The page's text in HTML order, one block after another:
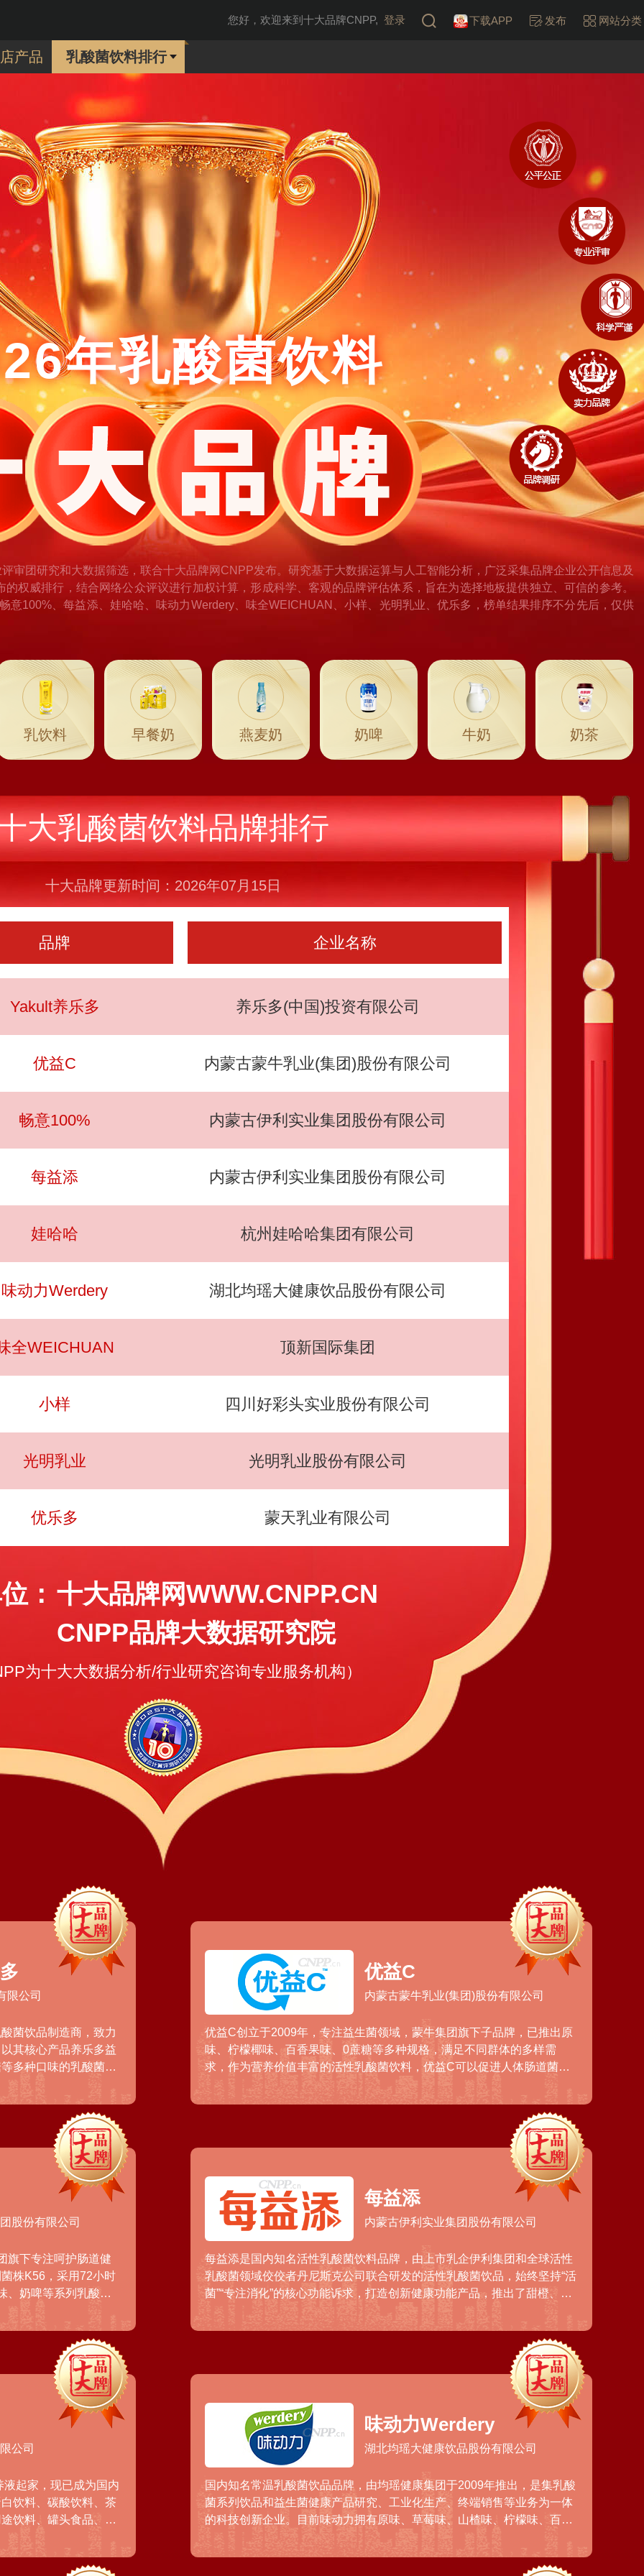
您好，欢迎来到十大品牌CNPP, 登录 下载APP 发布 网站分类
产品 乳酸菌饮料排行
年乳酸菌饮料
审团研究和大数据筛选，联合十大品牌网CNPP发布。研究基于大数据运算与人工智能分析，广泛采集品牌企业公开信息及
权威排行，结合网络公众评议进行加权计算，形成科学、客观的品牌评估体系，旨在为选择地板提供独立、可信的参考。
意100%、每益添、娃哈哈、味动力Werdery、味全WEICHUAN、小样、光明乳业、优乐多，榜单结果排序不分先后，仅供
乳饮料 早餐奶 燕麦奶 奶啤 牛奶 奶茶
大乳酸菌饮料品牌排行
十大品牌更新时间：2026年07月15日
品牌 企业名称
Yakult养乐多 养乐多(中国)投资有限公司
优益C 内蒙古蒙牛乳业(集团)股份有限公司
畅意100% 内蒙古伊利实业集团股份有限公司
每益添 内蒙古伊利实业集团股份有限公司
娃哈哈 杭州娃哈哈集团有限公司
味动力Werdery 湖北均瑶大健康饮品股份有限公司
全WEICHUAN 顶新国际集团
小样 四川好彩头实业股份有限公司
光明乳业 光明乳业股份有限公司
优乐多 蒙天乳业有限公司
： 十大品牌网WWW.CNPP.CN
CNPP品牌大数据研究院
为十大大数据分析/行业研究咨询专业服务机构）
限公司
菌饮品制造商，致力
其核心产品养乐多益
多种口味的乳酸菌饮
优益C
内蒙古蒙牛乳业(集团)股份有限公司
优益C创立于2009年，专注益生菌领域，蒙牛集团旗下子品牌，已推出原
味、柠檬椰味、百香果味、0蔗糖等多种规格，满足不同群体的多样需
求，作为营养价值丰富的活性乳酸菌饮料，优益C可以促进人体肠道菌群
的平衡、恢复肠道内菌群优化，形成抗菌生物屏障，同时规避乳糖不耐
股份有限公司
旗下专注呵护肠道健
株K56，采用72小时
、奶啤等系列乳酸菌
全国各地，已成为国
每益添
内蒙古伊利实业集团股份有限公司
每益添是国内知名活性乳酸菌饮料品牌，由上市乳企伊利集团和全球活性
乳酸菌领域佼佼者丹尼斯克公司联合研发的活性乳酸菌饮品，始终坚持“活
菌”“专注消化”的核心功能诉求，打造创新健康功能产品，推出了甜橙、混
合莓、芦荟等口味的活性乳酸菌饮品，销售网络覆盖全国多个大型商超、
公司
起家，现已成为国内
饮料、碳酸饮料、茶
饮料、罐头食品、乳
净水、AD钙奶、营养
味动力Werdery
湖北均瑶大健康饮品股份有限公司
国内知名常温乳酸菌饮品品牌，由均瑶健康集团于2009年推出，是集乳酸
菌系列饮品和益生菌健康产品研究、工业化生产、终端销售等业务为一体
的科技创新企业。目前味动力拥有原味、草莓味、山楂味、柠檬味、百香
果味等多种味型和规格，销售渠道已遍布全国多个大型连锁商超及流通市